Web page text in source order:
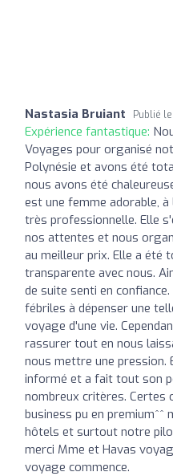
Nastasia Bruiant Publié le
Expérience fantastique:
Voyages pour organisé
Polynésie et avons été
nous avons été
est une femme adorable,
très professionnelle. Elle
nos attentes et nous
au meilleur prix. Elle a été
transparente avec nous.
de suite senti en
fébriles à dépenser une
voyage d'une vie.
rassurer tout en nous
nous mettre une
informé et a fait tout son
nombreux critères. Certes
business pu en premium^^
hôtels et surtout notre
merci Mme et Havas
voyage commence.